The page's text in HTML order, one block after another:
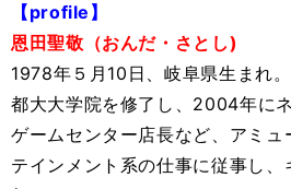
【profile】
恩田聖敬（おんだ・さとし)
1978年５月10日、岐阜県生まれ
都大大学院を修了し、2004年に
ゲームセンター店長など、アミュ
テインメント系の仕事に従事し